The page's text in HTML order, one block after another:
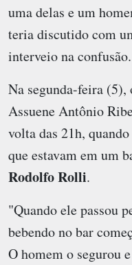
uma delas e um
teria discutido com
interveio na confusão.
Na segunda-feira (5),
Assuene Antônio
volta das 21h,
que estavam em um
Rodolfo Rolli.
"Quando ele passou
bebendo no bar
O homem o segurou